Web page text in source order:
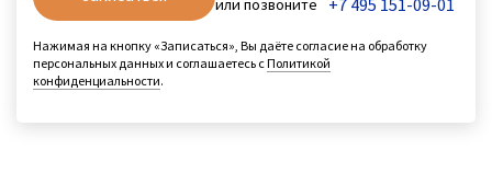
или позвоните
Нажимая на кнопку «Записаться», Вы даёте согласие на обработку
персональных данных и соглашаетесь сПолитикой
конфиденциальности.